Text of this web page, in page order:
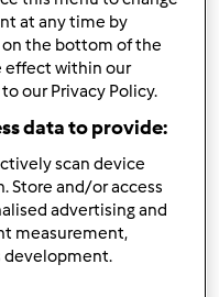
2h 20min
(10)
0 30min
at any time by
on the bottom of the
effect within our
our Privacy Policy.
data to provide:
scan device
Store and/or access
advertising and
measurement,
development.